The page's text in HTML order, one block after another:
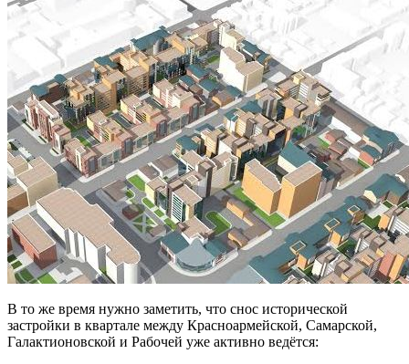
В то же время нужно заметить, что снос исторической
застройки в квартале между Красноармейской, Самарской,
Галактионовской и Рабочей уже активно ведётся: